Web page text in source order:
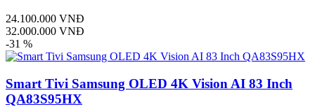
24.100.000 VNĐ
32.000.000 VNĐ
-31 %
Smart Tivi Samsung OLED 4K Vision AI 83 Inch
QA83S95HX